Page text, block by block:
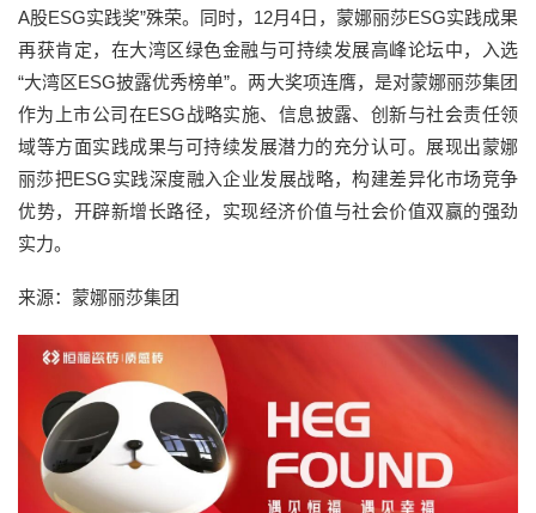
A股ESG实践奖”殊荣。同时，12月4日，蒙娜丽莎ESG实践成果
再获肯定，在大湾区绿色金融与可持续发展高峰论坛中，入选
“大湾区ESG披露优秀榜单”。两大奖项连膺，是对蒙娜丽莎集团
作为上市公司在ESG战略实施、信息披露、创新与社会责任领
域等方面实践成果与可持续发展潜力的充分认可。展现出蒙娜
丽莎把ESG实践深度融入企业发展战略，构建差异化市场竞争
优势，开辟新增长路径，实现经济价值与社会价值双赢的强劲
实力。
来源：蒙娜丽莎集团